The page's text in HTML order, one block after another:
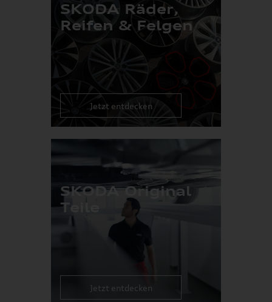
SKODA Räder,
Reifen & Felgen
Jetzt entdecken
SKODA Original
Teile
Jetzt entdecken